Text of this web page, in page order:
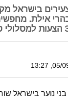
בישראל
בהרי אילת.
עבור בני נוער